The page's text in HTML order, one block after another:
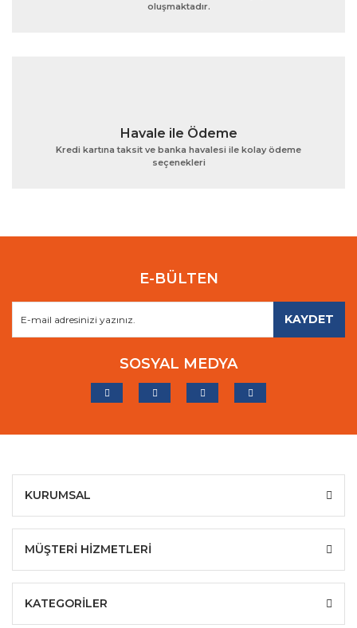
Gönder
oluşmaktadır.
Havale ile Ödeme
Kredi kartına taksit ve banka havalesi ile kolay ödeme
seçenekleri
E-BÜLTEN
KAYDET
SOSYAL MEDYA
KURUMSAL
MÜŞTERİ HİZMETLERİ
KATEGORİLER